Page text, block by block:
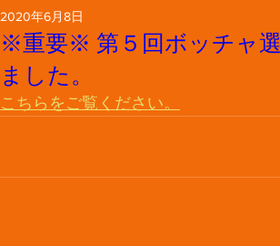
※重要※ 第５回ボッチャ
ました。
2020年6月8日
こちらをご覧ください。